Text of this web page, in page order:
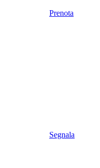
Prenota
Segnala